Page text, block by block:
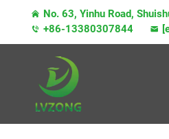
No. 63, Yinhu Road,
+86-13380307844